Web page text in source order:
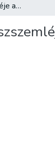
Cserkészek díszszemléje a Vérmezőn